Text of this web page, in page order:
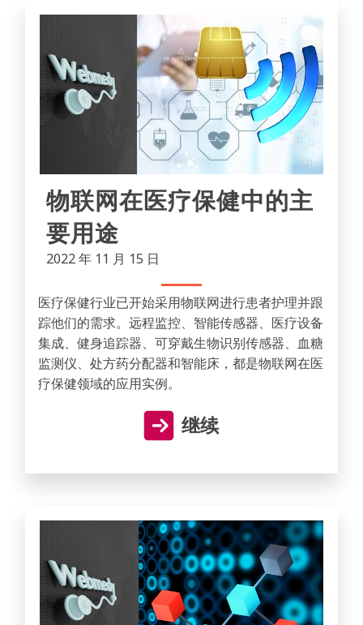
物联网在医疗保健中的主
要用途
2022 年 11 月 15 日
医疗保健行业已开始采用物联网进行患者护理并跟
踪他们的需求。远程监控、智能传感器、医疗设备
集成、健身追踪器、可穿戴生物识别传感器、血糖
监测仪、处方药分配器和智能床，都是物联网在医
疗保健领域的应用实例。
继续